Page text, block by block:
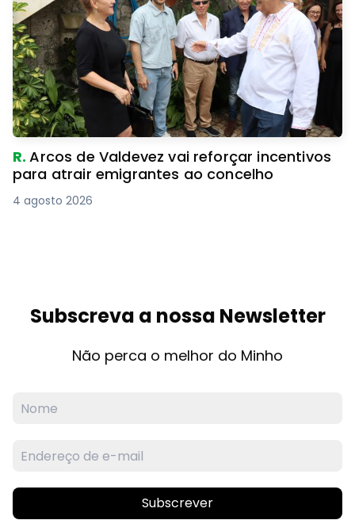
R.Arcos de Valdevez vai reforçar incentivos
para atrair emigrantes ao concelho
4 agosto 2026
Subscreva a nossa Newsletter
Não perca o melhor do Minho
Subscrever